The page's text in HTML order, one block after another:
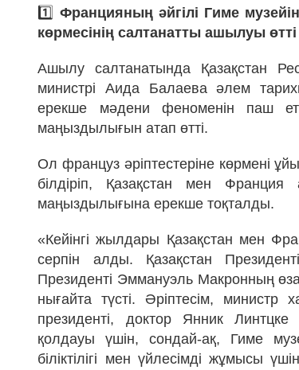
1️⃣ Францияның әйгілі Гиме
көрмесінің салтанатты ашылуы өтті
Ашылу салтанатында Қазақстан
министрі Аида Балаева әлем
ерекше мәдени феноменін паш
маңыздылығын атап өтті.
Ол француз әріптестеріне көрмені
білдіріп, Қазақстан мен
маңыздылығына ерекше тоқталды.
«Кейінгі жылдары Қазақстан мен
серпін алды. Қазақстан
Президенті Эммануэль Макронның
нығайта түсті. Әріптесім,
президенті, доктор Янник
қолдауы үшін, сондай-ақ, Гиме
біліктілігі мен үйлесімді жұмысы